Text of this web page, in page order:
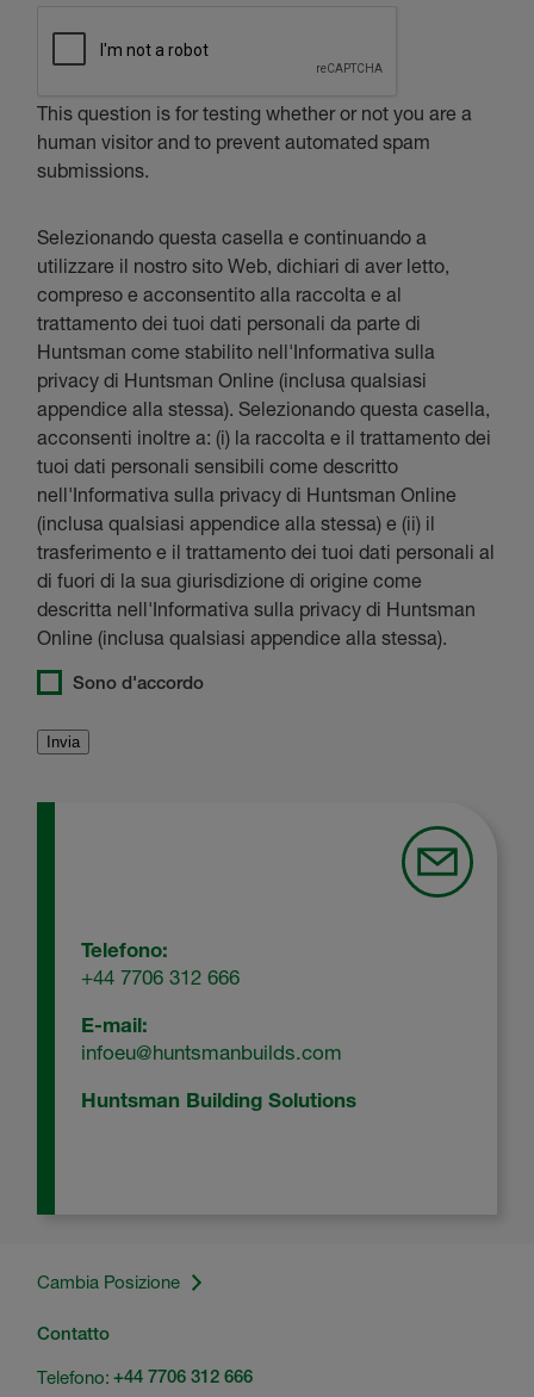
This question is for testing whether or not you are a
human visitor and to prevent automated spam
submissions.
Selezionando questa casella e continuando a
utilizzare il nostro sito Web, dichiari di aver letto,
compreso e acconsentito alla raccolta e al
trattamento dei tuoi dati personali da parte di
Huntsman come stabilito nell'Informativa sulla
privacy di Huntsman Online (inclusa qualsiasi
appendice alla stessa). Selezionando questa casella,
acconsenti inoltre a: (i) la raccolta e il trattamento dei
tuoi dati personali sensibili come descritto
nell'Informativa sulla privacy di Huntsman Online
(inclusa qualsiasi appendice alla stessa) e (ii) il
trasferimento e il trattamento dei tuoi dati personali al
di fuori di la sua giurisdizione di origine come
descritta nell'Informativa sulla privacy di Huntsman
Online (inclusa qualsiasi appendice alla stessa).
Sono d'accordo
Telefono:
+44 7706 312 666
E-mail:
infoeu@huntsmanbuilds.com
Huntsman Building Solutions
Cambia Posizione
Contatto
Telefono: +44 7706 312 666